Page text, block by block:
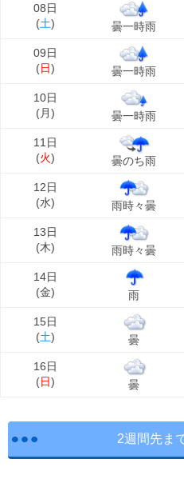
08日
(土) 曇一時雨
09日
(日) 曇一時雨
10日
(月) 曇一時雨
11日
(火) 曇のち雨
12日
(水) 雨時々曇
13日
(木) 雨時々曇
14日
(金) 雨
15日
(土) 曇
16日
(日) 曇
2週間先ま